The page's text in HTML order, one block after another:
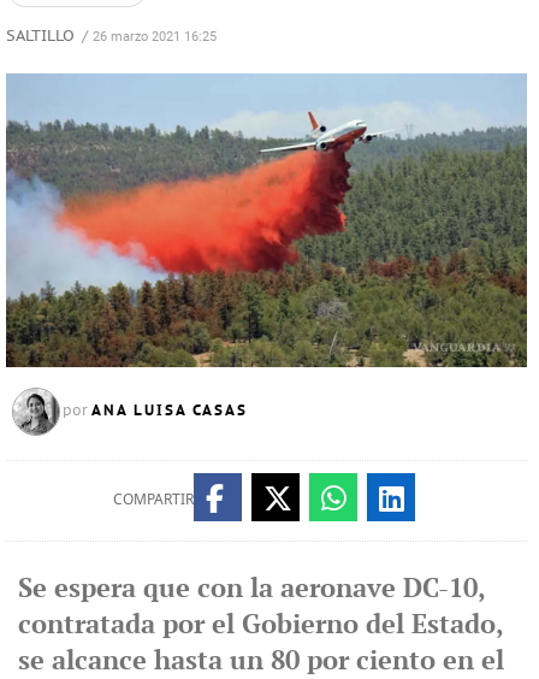
SALTILLO / 26 marzo 2021 16:25
por ANA LUISA CASAS
COMPARTIR
Se espera que con la aeronave DC-10,
contratada por el Gobierno del Estado,
se alcance hasta un 80 por ciento en el